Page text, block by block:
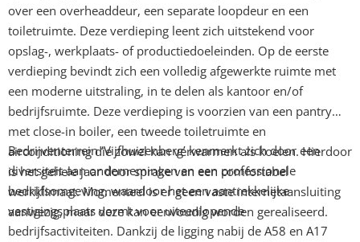
over een overheaddeur, een separate loopdeur en een
toiletruimte. Deze verdieping leent zich uitstekend voor
opslag-, werkplaats- of productiedoeleinden. Op de eerste
verdieping bevindt zich een volledig afgewerkte ruimte met
een moderne uitstraling, in te delen als kantoor en/of
bedrijfsruimte. Deze verdieping is voorzien van een pantry
met close-in boiler, een tweede toiletruimte en
airconditioning die zowel kan verwarmen als koelen. Hierdoor
is het gehele jaar door sprake van een comfortabel
werkklimaat. Momenteel is er geen vaste internetaansluiting
aanwezig, maar deze kan eenvoudig worden gerealiseerd.
Bedrijventerrein ‘Vijfhuizenberg’ kenmerkt zich door een
diversiteit aan ondernemingen en een professionele
bedrijfsomgeving, waardoor het een aantrekkelijke
vestigingsplaats vormt voor uiteenlopende
bedrijfsactiviteiten. Dankzij de ligging nabij de A58 en A17